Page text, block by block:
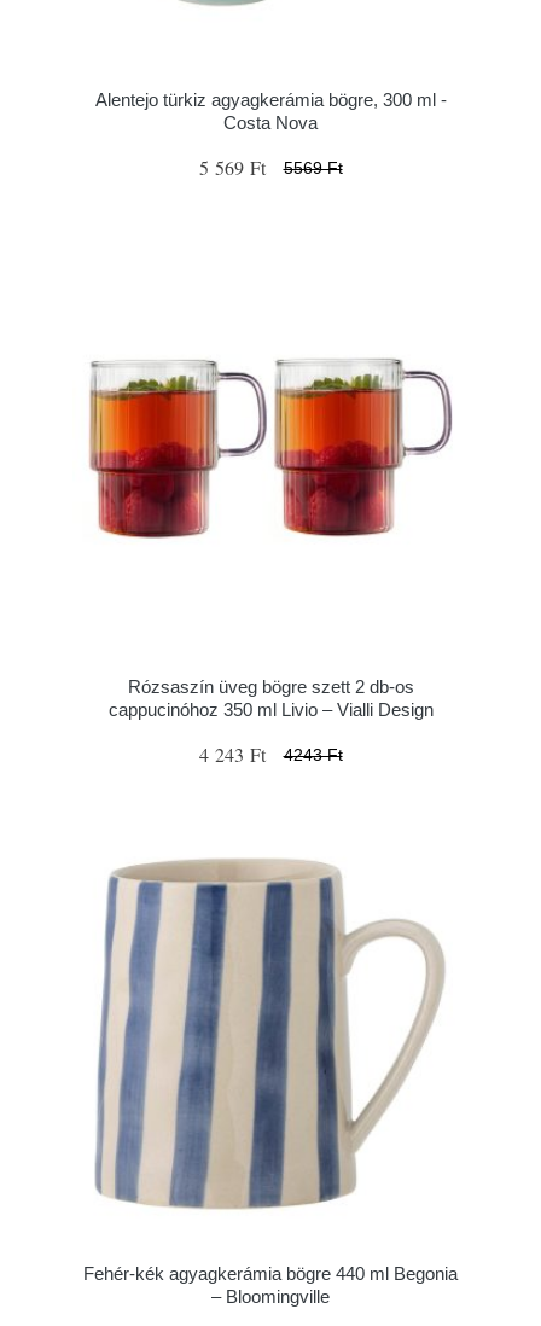
Alentejo türkiz agyagkerámia bögre, 300 ml -
Costa Nova
5 569 Ft 5569 Ft
Rózsaszín üveg bögre szett 2 db-os
cappucinóhoz 350 ml Livio – Vialli Design
4 243 Ft 4243 Ft
Fehér-kék agyagkerámia bögre 440 ml Begonia
– Bloomingville